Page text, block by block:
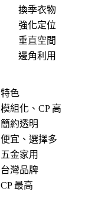
換季衣物
強化定位
垂直空間
邊角利用
特色
模組化、CP 高
簡約透明
便宜、選擇多
五金家用
台灣品牌
CP 最高